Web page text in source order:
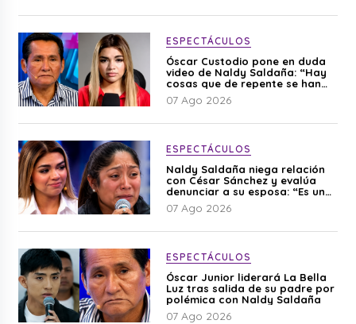
ESPECTÁCULOS
Óscar Custodio pone en duda
video de Naldy Saldaña: “Hay
cosas que de repente se han
editado”
07 Ago 2026
ESPECTÁCULOS
Naldy Saldaña niega relación
con César Sánchez y evalúa
denunciar a su esposa: “Es una
difamación”
07 Ago 2026
ESPECTÁCULOS
Óscar Junior liderará La Bella
Luz tras salida de su padre por
polémica con Naldy Saldaña
07 Ago 2026